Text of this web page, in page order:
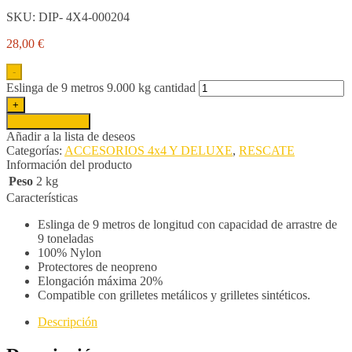
SKU: DIP- 4X4-000204
28,00 €
-
Eslinga de 9 metros 9.000 kg cantidad
+
Añadir a la lista de deseos
Categorías: ACCESORIOS 4x4 Y DELUXE, RESCATE
Información del producto
Peso 2 kg
Características
Eslinga de 9 metros de longitud con capacidad de arrastre de
9 toneladas
100% Nylon
Protectores de neopreno
Elongación máxima 20%
Compatible con grilletes metálicos y grilletes sintéticos.
Descripción